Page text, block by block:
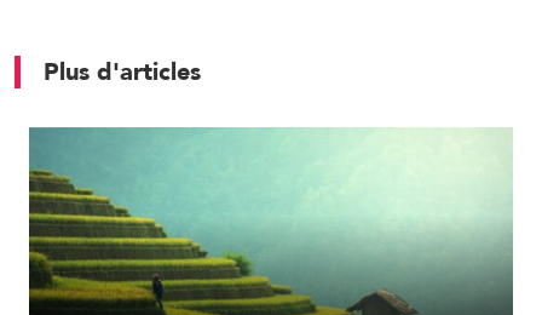
Plus d'articles